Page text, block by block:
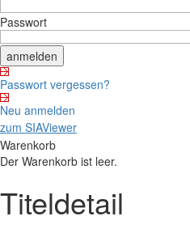
Passwort
Passwort vergessen?
Neu anmelden
zum SIAViewer
Warenkorb
Der Warenkorb ist leer.
Titeldetail